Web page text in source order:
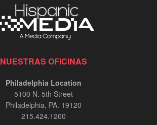
NUESTRAS OFICINAS
Philadelphia Location
5100 N. 5th Street
Philadelphia, PA. 19120
215.424.1200